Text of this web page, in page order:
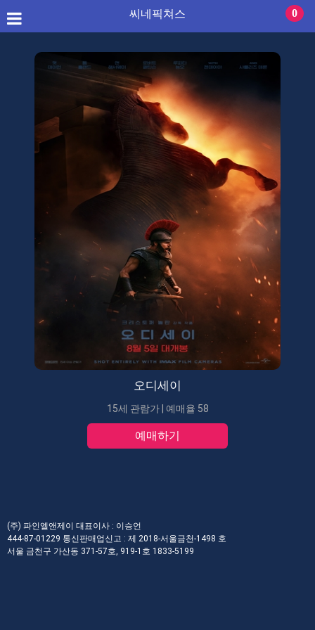
씨네픽쳐스 0
오디세이
15세 관람가 | 예매율 58
예매하기
(주) 파인엘앤제이 대표이사 : 이승언
444-87-01229 통신판매업신고 : 제 2018-서울금천-1498 호
서울 금천구 가산동 371-57호, 919-1호 1833-5199